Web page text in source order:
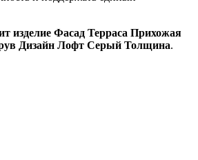
изделие Фасад Терраса Прихожая
Дизайн Лофт Серый Толщина.